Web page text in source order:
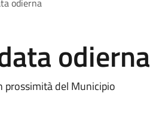
odierna
odierna
prossimità del Municipio